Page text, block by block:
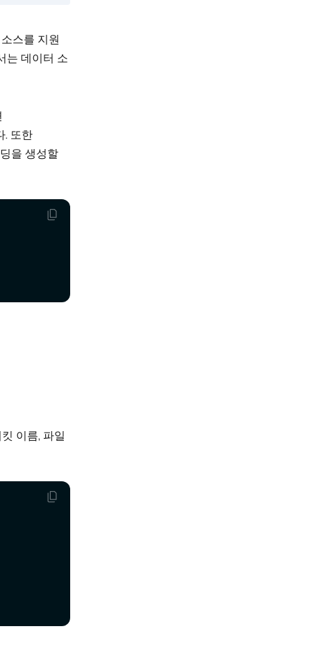
스를 지원
는 데이터 소
. 또한
을 생성할
이름, 파일